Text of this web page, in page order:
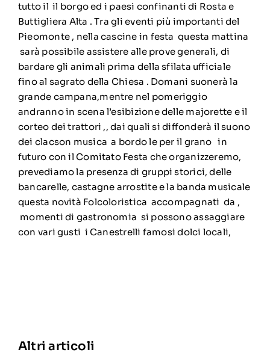
tutto il il borgo ed i paesi confinanti di Rosta e
Buttigliera Alta . Tra gli eventi più importanti del
Pieomonte , nella cascine in festa questa mattina
sarà possibile assistere alle prove generali, di
bardare gli animali prima della sfilata ufficiale
fino al sagrato della Chiesa . Domani suonerà la
grande campana,mentre nel pomeriggio
andranno in scena l’esibizione delle majorette e il
corteo dei trattori ,, dai quali si diffonderà il suono
dei clacson musica a bordo le per il grano in
futuro con il Comitato Festa che organizzeremo,
prevediamo la presenza di gruppi storici, delle
bancarelle, castagne arrostite e la banda musicale
questa novità Folcoloristica accompagnati da ,
momenti di gastronomia si possono assaggiare
con vari gusti i Canestrelli famosi dolci locali,
Altri articoli